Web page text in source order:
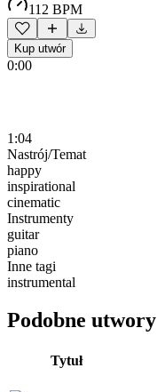
112 BPM
Kup utwór
0:00
1:04
Nastrój/Temat
happy
inspirational
cinematic
Instrumenty
guitar
piano
Inne tagi
instrumental
Podobne utwory
Tytuł